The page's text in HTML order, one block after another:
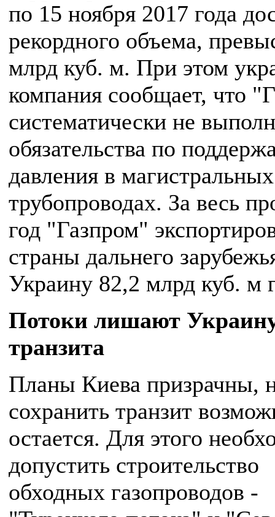
по 15 ноября 2017 года
рекордного объема,
млрд куб. м. При этом
компания сообщает, что
систематически не
обязательства по
давления в магистральных
трубопроводах. За весь
год "Газпром"
страны дальнего
Украину 82,2 млрд куб. м
Потоки лишают
транзита
Планы Киева призрачны,
сохранить транзит
остается. Для этого
допустить строительство
обходных газопроводов -